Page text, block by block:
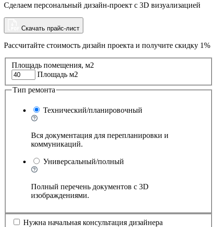
Сделаем персональный дизайн-проект с 3D визуализацией
Скачать прайс-лист
Рассчитайте стоимость дизайн проекта и получите скидку 1%
Площадь помещения, м2
Площадь м2
Тип ремонта
Технический/планировочный
Вся документация для перепланировки и
коммуникаций.
Универсальный/полный
Полный перечень документов с 3D
изображдениями.
Нужна начальная консультация дизайнера